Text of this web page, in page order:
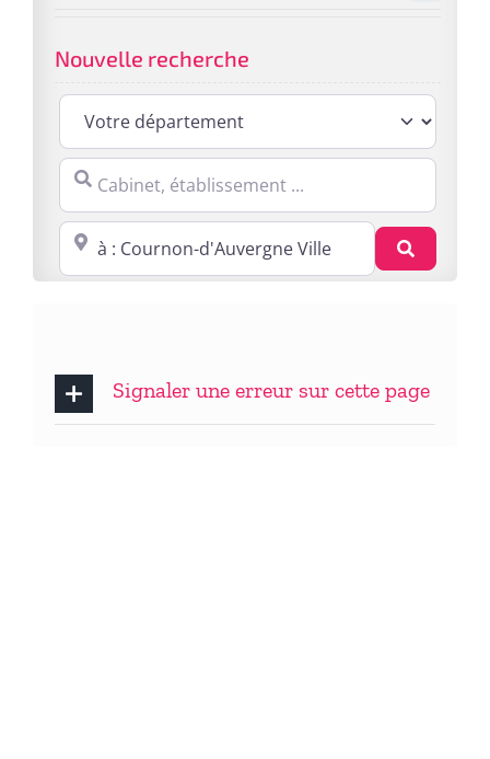
Nouvelle recherche
Cabinet, établissement ...
Proche de : ville, cp, lieu ...
Signaler une erreur sur cette page